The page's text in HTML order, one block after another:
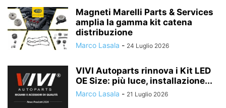
Magneti Marelli Parts & Services
amplia la gamma kit catena
distribuzione
Marco Lasala - 24 Luglio 2026
VIVI Autoparts rinnova i Kit LED
OE Size: più luce, installazione...
Marco Lasala - 21 Luglio 2026